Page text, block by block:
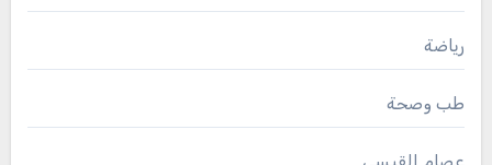
رياضة
طب وصحة